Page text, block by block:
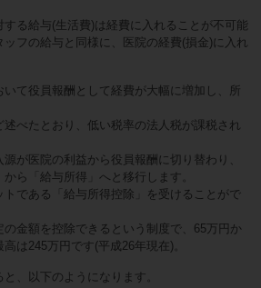
る給与(生活費)は経費に入れることが不可能
フの給与と同様に、医院の経費(損金)に入れ
て役員報酬として経費が大幅に増加し、所
述べたとおり、低い税率の法人税が課税され
が医院の利益から役員報酬に切り替わり、
ら「給与所得」へと移行します。
トである「給与所得控除」を受けることがで
金額を控除できるという制度で、65万円か
は245万円です(平成26年現在)。
、以下のようになります。